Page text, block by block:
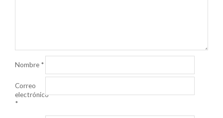
Nombre *
Correo
electrónico
*